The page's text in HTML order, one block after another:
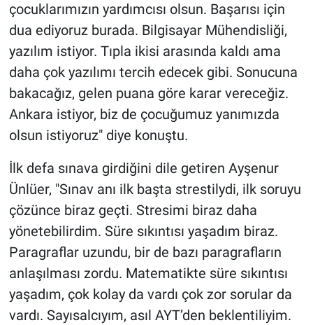
çocuklarımızın yardımcısı olsun. Başarısı için
dua ediyoruz burada. Bilgisayar Mühendisliği,
yazılım istiyor. Tıpla ikisi arasında kaldı ama
daha çok yazılımı tercih edecek gibi. Sonucuna
bakacağız, gelen puana göre karar vereceğiz.
Ankara istiyor, biz de çocuğumuz yanımızda
olsun istiyoruz" diye konuştu.
İlk defa sınava girdiğini dile getiren Ayşenur
Ünlüer, "Sınav anı ilk başta strestilydi, ilk soruyu
çözünce biraz geçti. Stresimi biraz daha
yönetebilirdim. Süre sıkıntısı yaşadım biraz.
Paragraflar uzundu, bir de bazı paragrafların
anlaşılması zordu. Matematikte süre sıkıntısı
yaşadım, çok kolay da vardı çok zor sorular da
vardı. Sayısalcıyım, asıl AYT’den beklentiliyim.